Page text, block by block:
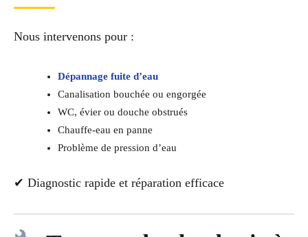
Nous intervenons pour :
Dépannage fuite d’eau
Canalisation bouchée ou engorgée
WC, évier ou douche obstrués
Chauffe-eau en panne
Problème de pression d’eau
✔ Diagnostic rapide et réparation efficace